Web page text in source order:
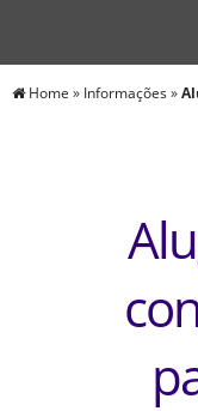
Home » Informações»